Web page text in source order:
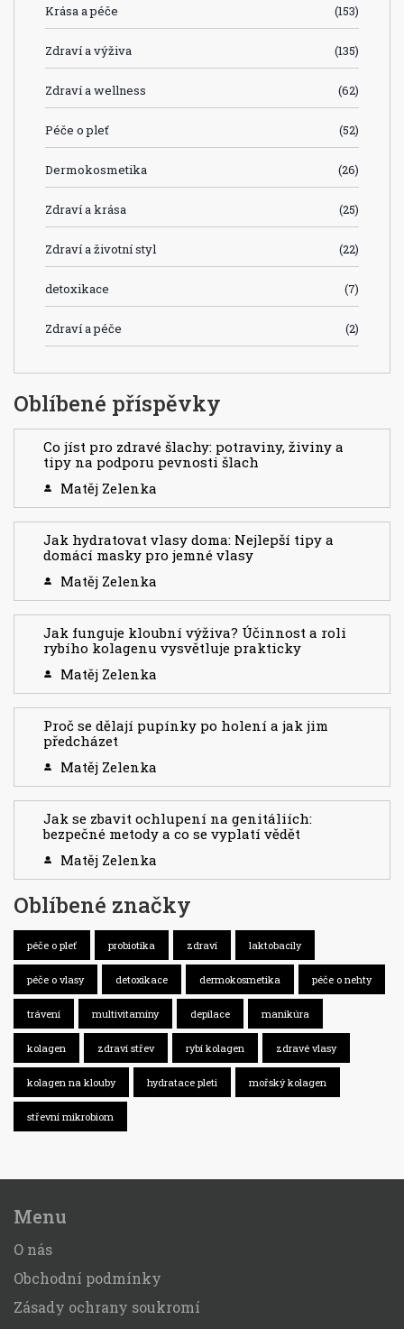
Krása a péče (153)
Zdraví a výživa (135)
Zdraví a wellness (62)
Péče o pleť (52)
Dermokosmetika (26)
Zdraví a krása (25)
Zdraví a životní styl (22)
detoxikace (7)
Zdraví a péče (2)
Oblíbené příspěvky
Co jíst pro zdravé šlachy: potraviny, živiny a
tipy na podporu pevnosti šlach
Matěj Zelenka
Jak hydratovat vlasy doma: Nejlepší tipy a
domácí masky pro jemné vlasy
Matěj Zelenka
Jak funguje kloubní výživa? Účinnost a roli
rybího kolagenu vysvětluje prakticky
Matěj Zelenka
Proč se dělají pupínky po holení a jak jim
předcházet
Matěj Zelenka
Jak se zbavit ochlupení na genitáliích:
bezpečné metody a co se vyplatí vědět
Matěj Zelenka
Oblíbené značky
péče o pleť probiotika zdraví laktobacily
péče o vlasy detoxikace dermokosmetika péče o nehty
trávení multivitamíny depilace manikúra
kolagen zdraví střev rybí kolagen zdravé vlasy
kolagen na klouby hydratace pleti mořský kolagen
střevní mikrobiom
Menu
O nás
Obchodní podmínky
Zásady ochrany soukromí